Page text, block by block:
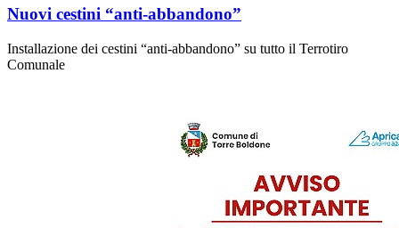
Nuovi cestini “anti-abbandono”
Installazione dei cestini “anti-abbandono” su tutto il Terrotiro
Comunale